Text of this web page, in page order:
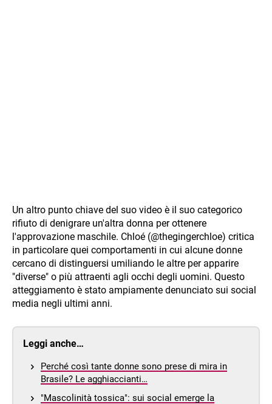
Un altro punto chiave del suo video è il suo categorico
rifiuto di denigrare un'altra donna per ottenere
l'approvazione maschile. Chloé (@thegingerchloe) critica
in particolare quei comportamenti in cui alcune donne
cercano di distinguersi umiliando le altre per apparire
"diverse" o più attraenti agli occhi degli uomini. Questo
atteggiamento è stato ampiamente denunciato sui social
media negli ultimi anni.
Leggi anche…
Perché così tante donne sono prese di mira in
Brasile? Le agghiaccianti…
"Mascolinità tossica": sui social emerge la